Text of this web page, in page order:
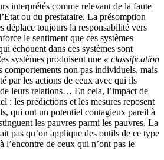
interprétés comme relevant de la faute
ou du prestataire. La présomption
déplace toujours la responsabilité vers
le sentiment que ces systèmes
échouent dans ces systèmes sont
systèmes produisent une « classification
comportements non pas individuels, mais
par les actions de ceux avec qui ils
leurs relations… En cela, l’impact de
: les prédictions et les mesures reposent
qui ont un potentiel contagieux pareil à
les pauvres parmi les pauvres. La
pas qu’on applique des outils de ce type
l’encontre de ceux qui n’ont pas le